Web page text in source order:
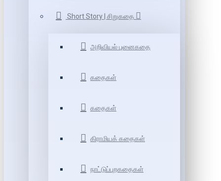
Short Story | சிறுகதை
அறிவியல் புனைகதை
கதைகள்
கதைகள்
கிராமியக் கதைகள்
நாட்டுப்புறகதைகள்